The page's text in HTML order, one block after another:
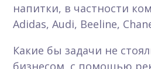
напитки, в частности
Adidas, Audi, Beeline,
Какие бы задачи не
бизнесом, с помощью